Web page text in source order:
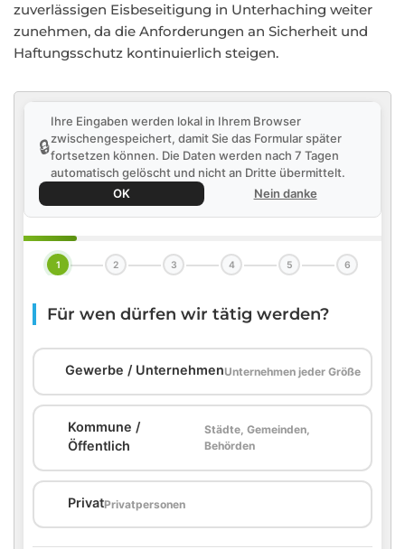
zuverlässigen Eisbeseitigung in Unterhaching weiter
zunehmen, da die Anforderungen an Sicherheit und
Haftungsschutz kontinuierlich steigen.
🔒
Ihre Eingaben werden lokal in Ihrem Browser
zwischengespeichert, damit Sie das Formular später
fortsetzen können. Die Daten werden nach 7 Tagen
automatisch gelöscht und nicht an Dritte übermittelt.
OK
Nein danke
1 2 3 4 5 6
Für wen dürfen wir tätig werden?
Gewerbe / UnternehmenUnternehmen jeder Größe
Kommune /
Öffentlich
Städte, Gemeinden,
Behörden
PrivatPrivatpersonen